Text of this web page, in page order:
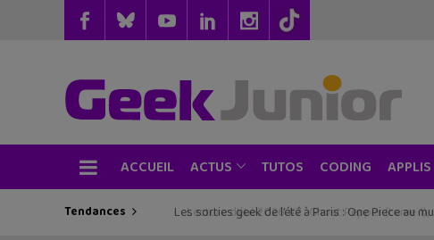
ACCUEIL ACTUS TUTOS CODING APPLIS
Tendances Les sorties geek de l’été à Paris : One Piece au